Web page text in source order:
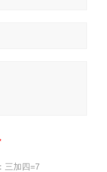
三加四=7